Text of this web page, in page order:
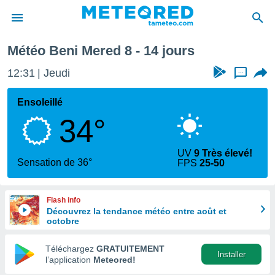
de
en
Météo Beni Mered 8 - 14 jours
12:31 Jeudi ...
Ensoleillé
34°
Sensation de 36°
UV9 Très élevé!
FPS25-50
Flash info
Découvrez la tendance météo entre août et
octobre
Téléchargez GRATUITEMENT
l’application Meteored!
Installer